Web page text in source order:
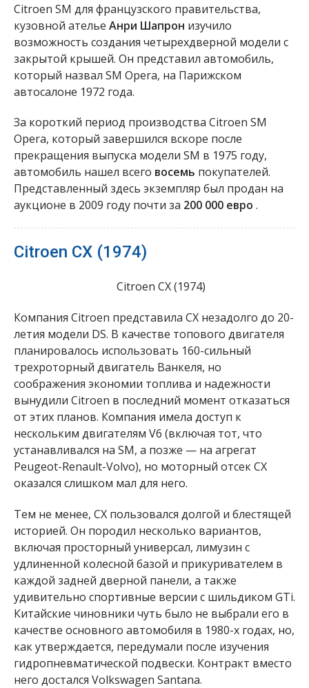
Citroen SM для французского правительства,
кузовной ателье Анри Шапрон изучило
возможность создания четырехдверной модели с
закрытой крышей. Он представил автомобиль,
который назвал SM Opera, на Парижском
автосалоне 1972 года.
За короткий период производства Citroen SM
Opera, который завершился вскоре после
прекращения выпуска модели SM в 1975 году,
автомобиль нашел всего восемь покупателей.
Представленный здесь экземпляр был продан на
аукционе в 2009 году почти за 200 000 евро .
Citroen CX (1974)
Citroen CX (1974)
Компания Citroen представила CX незадолго до 20-
летия модели DS. В качестве топового двигателя
планировалось использовать 160-сильный
трехроторный двигатель Ванкеля, но
соображения экономии топлива и надежности
вынудили Citroen в последний момент отказаться
от этих планов. Компания имела доступ к
нескольким двигателям V6 (включая тот, что
устанавливался на SM, а позже — на агрегат
Peugeot-Renault-Volvo), но моторный отсек CX
оказался слишком мал для него.
Тем не менее, CX пользовался долгой и блестящей
историей. Он породил несколько вариантов,
включая просторный универсал, лимузин с
удлиненной колесной базой и прикуривателем в
каждой задней дверной панели, а также
удивительно спортивные версии с шильдиком GTi.
Китайские чиновники чуть было не выбрали его в
качестве основного автомобиля в 1980-х годах, но,
как утверждается, передумали после изучения
гидропневматической подвески. Контракт вместо
него достался Volkswagen Santana.